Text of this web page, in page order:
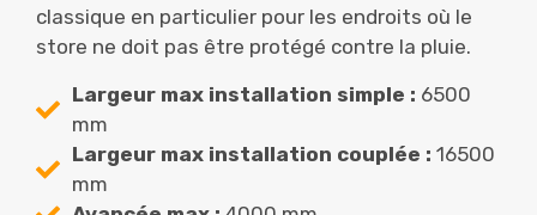
classique en particulier pour les endroits où le
store ne doit pas être protégé contre la pluie.​
Largeur max installation simple : 6500
mm ​
Largeur max installation couplée : 16500
mm​